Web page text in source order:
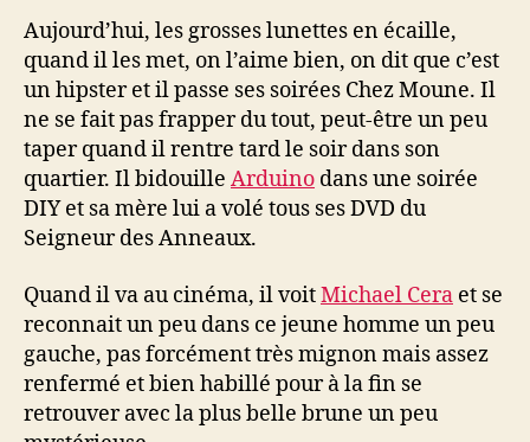
Aujourd’hui, les grosses lunettes en écaille,
quand il les met, on l’aime bien, on dit que c’est
un hipster et il passe ses soirées Chez Moune. Il
ne se fait pas frapper du tout, peut-être un peu
taper quand il rentre tard le soir dans son
quartier. Il bidouille Arduino dans une soirée
DIY et sa mère lui a volé tous ses DVD du
Seigneur des Anneaux.
Quand il va au cinéma, il voitMichael Cera et se
reconnait un peu dans ce jeune homme un peu
gauche, pas forcément très mignon mais assez
renfermé et bien habillé pour à la fin se
retrouver avec la plus belle brune un peu